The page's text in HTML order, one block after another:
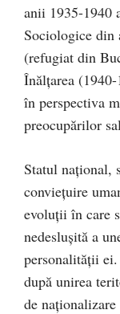
anii 1935-1940
Sociologice din
(refugiat din
Înălțarea
în perspectiva
preocupărilor
Statul național,
conviețuire
evoluții în care
nedeslușită a
personalității
după unirea
de